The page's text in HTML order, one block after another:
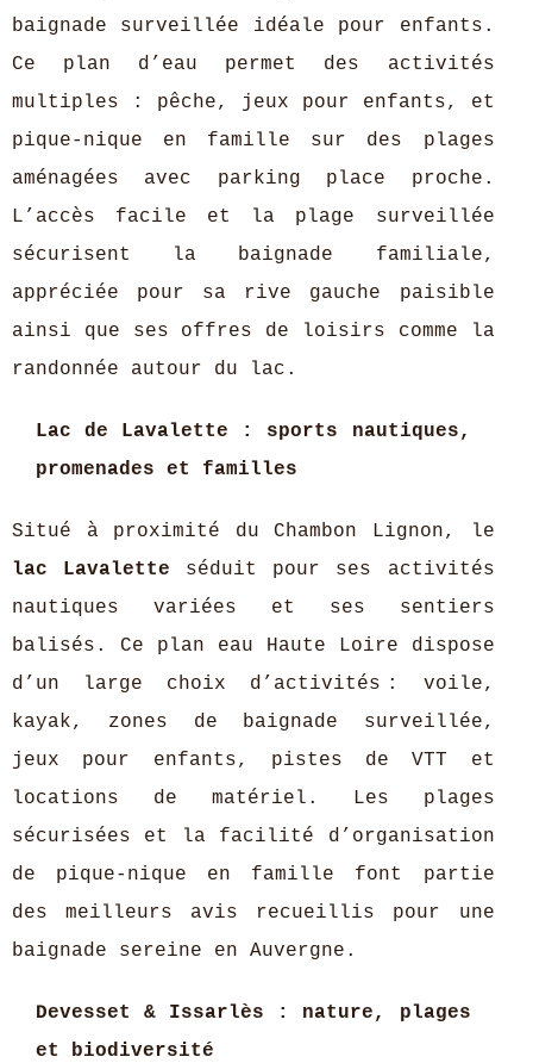
baignade surveillée idéale pour enfants.
Ce plan d’eau permet des activités
multiples : pêche, jeux pour enfants, et
pique-nique en famille sur des plages
aménagées avec parking place proche.
L’accès facile et la plage surveillée
sécurisent la baignade familiale,
appréciée pour sa rive gauche paisible
ainsi que ses offres de loisirs comme la
randonnée autour du lac.
Lac de Lavalette : sports nautiques,
promenades et familles
Situé à proximité du Chambon Lignon, le
lac Lavalette séduit pour ses activités
nautiques variées et ses sentiers
balisés. Ce plan eau Haute Loire dispose
d’un large choix d’activités : voile,
kayak, zones de baignade surveillée,
jeux pour enfants, pistes de VTT et
locations de matériel. Les plages
sécurisées et la facilité d’organisation
de pique-nique en famille font partie
des meilleurs avis recueillis pour une
baignade sereine en Auvergne.
Devesset & Issarlès : nature, plages
et biodiversité